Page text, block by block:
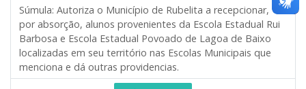
Súmula: Autoriza o Município de Rubelita a recepcionar,
por absorção, alunos provenientes da Escola Estadual Rui
Barbosa e Escola Estadual Povoado de Lagoa de Baixo
localizadas em seu território nas Escolas Municipais que
menciona e dá outras providencias.